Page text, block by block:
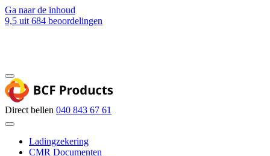
Ga naar de inhoud
9,5 uit 684 beoordelingen
Direct bellen 040 843 67 61
Ladingzekering
CMR Documenten